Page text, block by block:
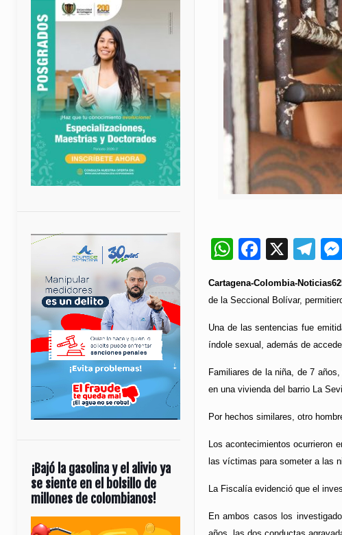
WhatsApp
X
Cartagena-Colombia-
de la Seccional Bolívar,
Una de las sentencias fue
índole sexual, además de
Familiares de la niña, de 7
en una vivienda del barrio La
Por hechos similares, otro
Los acontecimientos ocurrieron
las víctimas para someter a las
La Fiscalía evidenció que el
En ambos casos los
¡Bajó la gasolina y el alivio ya
se siente en el bolsillo de
millones de colombianos!
Reproductor